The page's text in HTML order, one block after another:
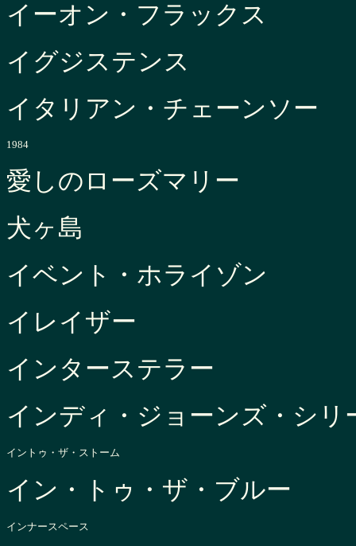
イーオン・フラックス
イグジステンス
イタリアン・チェーンソー
1984
愛しのローズマリー
犬ヶ島
イベント・ホライゾン
イレイザー
インターステラー
インディ・ジョーンズ・シリ
イントゥ・ザ・ストーム
イン・トゥ・ザ・ブルー
インナースペース